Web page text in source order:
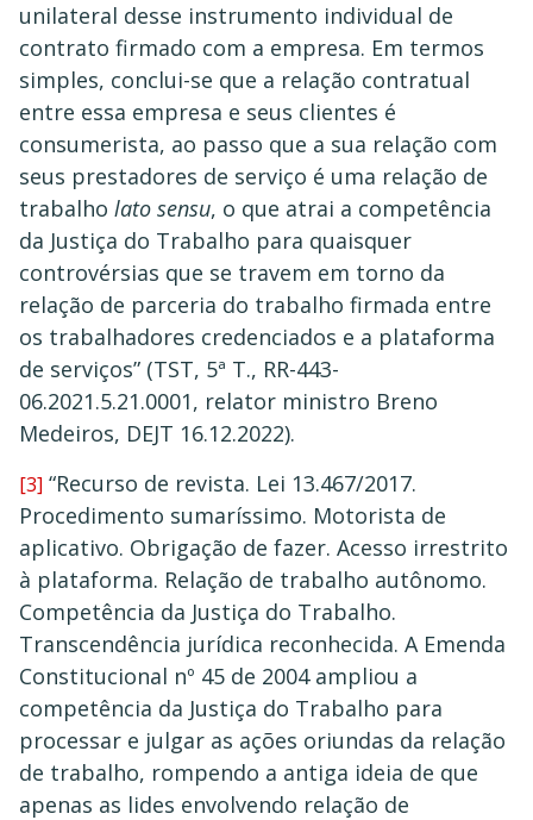
unilateral desse instrumento individual de
contrato firmado com a empresa. Em termos
simples, conclui-se que a relação contratual
entre essa empresa e seus clientes é
consumerista, ao passo que a sua relação com
seus prestadores de serviço é uma relação de
trabalho lato sensu, o que atrai a competência
da Justiça do Trabalho para quaisquer
controvérsias que se travem em torno da
relação de parceria do trabalho firmada entre
os trabalhadores credenciados e a plataforma
de serviços” (TST, 5ª T., RR-443-
06.2021.5.21.0001, relator ministro Breno
Medeiros, DEJT 16.12.2022).
[3] “Recurso de revista. Lei 13.467/2017.
Procedimento sumaríssimo. Motorista de
aplicativo. Obrigação de fazer. Acesso irrestrito
à plataforma. Relação de trabalho autônomo.
Competência da Justiça do Trabalho.
Transcendência jurídica reconhecida. A Emenda
Constitucional nº 45 de 2004 ampliou a
competência da Justiça do Trabalho para
processar e julgar as ações oriundas da relação
de trabalho, rompendo a antiga ideia de que
apenas as lides envolvendo relação de